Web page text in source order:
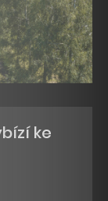
ke